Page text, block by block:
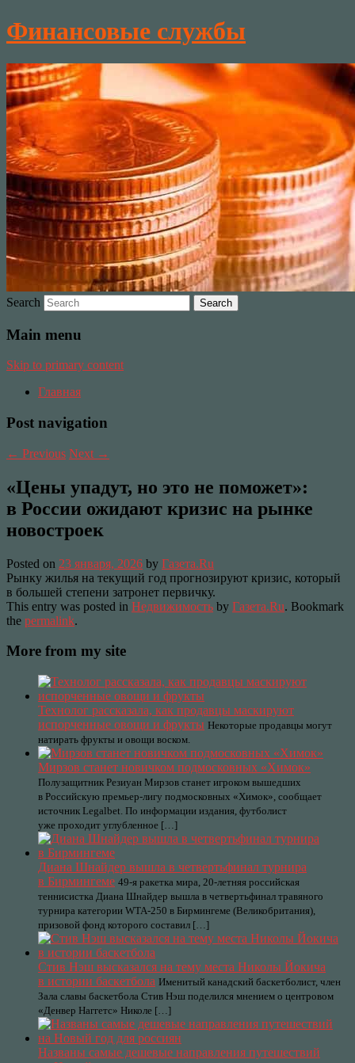
Финансовые службы
Search
Main menu
Skip to primary content
Главная
Post navigation
← Previous Next →
«Цены упадут, но это не поможет»:
в России ожидают кризис на рынке
новостроек
Posted on 23 января, 2026 by Газета.Ru
Рынку жилья на текущий год прогнозируют кризис, который
в большей степени затронет первичку.
This entry was posted in Недвижимость by Газета.Ru. Bookmark
the permalink.
More from my site
Технолог рассказала, как продавцы маскируют
испорченные овощи и фрукты Некоторые продавцы могут
натирать фрукты и овощи воском.
Мирзов станет новичком подмосковных «Химок»
Полузащитник Резиуан Мирзов станет игроком вышедших
в Российскую премьер-лигу подмосковных «Химок», сообщает
источник Legalbet. По информации издания, футболист
уже проходит углубленное […]
Диана Шнайдер вышла в четвертьфинал турнира
в Бирмингеме 49-я ракетка мира, 20-летняя российская
теннисистка Диана Шнайдер вышла в четвертьфинал травяного
турнира категории WTA-250 в Бирмингеме (Великобритания),
призовой фонд которого составил […]
Стив Нэш высказался на тему места Николы Йокича
в истории баскетбола Именитый канадский баскетболист, член
Зала славы баскетбола Стив Нэш поделился мнением о центровом
«Денвер Наггетс» Николе […]
Названы самые дешевые направления путешествий